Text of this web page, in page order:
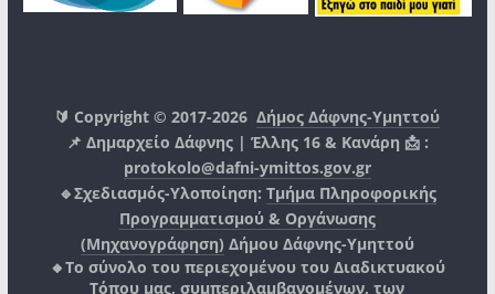
🔰 Copyright © 2017-2026Δήμος Δάφνης-Υμηττού
📌 Δημαρχείο Δάφνης | Έλλης 16 & Κανάρη 📩 :
protokolo@dafni-ymittos.gov.gr
🔹Σχεδιασμός-Υλοποίηση: Τμήμα Πληροφορικής
Προγραμματισμού & Οργάνωσης
(Μηχανογράφηση) Δήμου Δάφνης-Υμηττού
🔸Το σύνολο του περιεχομένου του Διαδικτυακού
Τόπου μας, συμπεριλαμβανομένων, των